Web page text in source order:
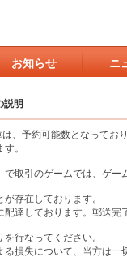
お知らせ ニ
説明
、予約可能数となっており
。
取引のゲームでは、ゲー
存在しております。
達しております。郵送完
行なってください。
損失について、当方は一